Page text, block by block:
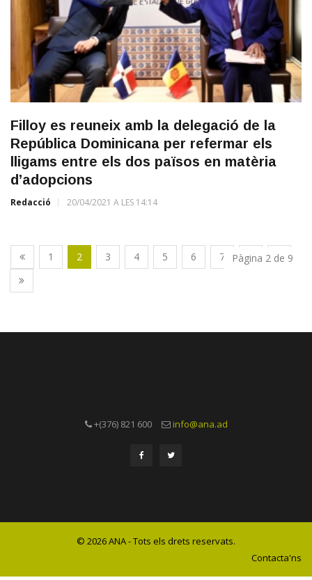
Filloy es reuneix amb la delegació de la
República Dominicana per refermar els
lligams entre els dos països en matèria
d’adopcions
Redacció 20/04/2021 A LES 14:14
1 2 3 4 5 6 7 8 9
Pàgina 2 de 9
+(376) 821 600 info@ana.ad
© 2026 ANA - Tots els drets reservats.
Contacta'ns